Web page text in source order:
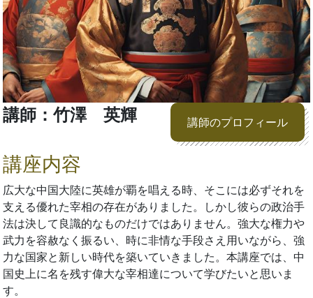
講師：竹澤 英輝 講師のプロフィール
講座内容
広大な中国大陸に英雄が覇を唱える時、そこには必ずそれを
支える優れた宰相の存在がありました。しかし彼らの政治手
法は決して良識的なものだけではありません。強大な権力や
武力を容赦なく振るい、時に非情な手段さえ用いながら、強
力な国家と新しい時代を築いていきました。本講座では、中
国史上に名を残す偉大な宰相達について学びたいと思いま
す。